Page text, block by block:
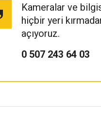
Kameralar ve
hiçbir yeri
açıyoruz.
0 507 243 64 03